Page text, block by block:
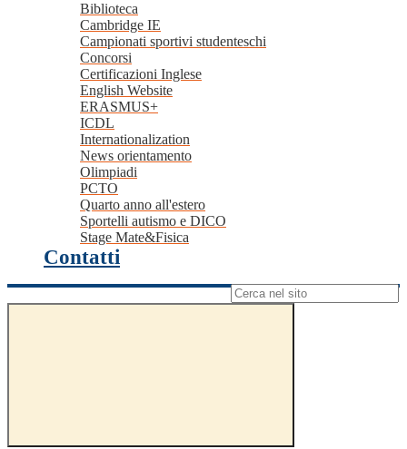
Biblioteca
Cambridge IE
Campionati sportivi studenteschi
Concorsi
Certificazioni Inglese
English Website
ERASMUS+
ICDL
Internationalization
News orientamento
Olimpiadi
PCTO
Quarto anno all'estero
Sportelli autismo e DICO
Stage Mate&Fisica
Contatti
Campo di ricerca per le pagine del sito